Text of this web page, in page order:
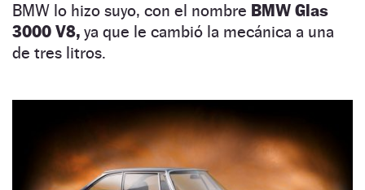
BMW lo hizo suyo, con el nombre BMW Glas
3000 V8, ya que le cambió la mecánica a una
de tres litros.